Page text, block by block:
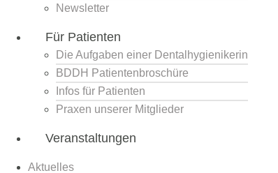
Newsletter
Für Patienten
Die Aufgaben einer Dentalhygienikerin
BDDH Patientenbroschüre
Infos für Patienten
Praxen unserer Mitglieder
Veranstaltungen
Aktuelles